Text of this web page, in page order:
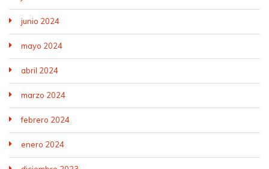
junio 2024
mayo 2024
abril 2024
marzo 2024
febrero 2024
enero 2024